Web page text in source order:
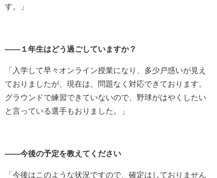
す。」
――１年生はどう過ごしていますか？
「入学して早々オンライン授業になり、多少戸惑いが見え
ておりましたが、現在は、問題なく対応できております。
グラウンドで練習できていないので、野球がはやくしたい
と言っている選手もおりました。」
――今後の予定を教えてください
「今後はこのような状況ですので、確定はしておりません